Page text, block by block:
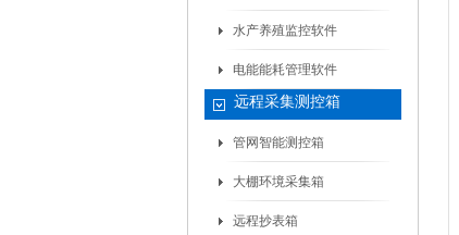
水产养殖监控软件
电能能耗管理软件
远程采集测控箱
管网智能测控箱
大棚环境采集箱
远程抄表箱